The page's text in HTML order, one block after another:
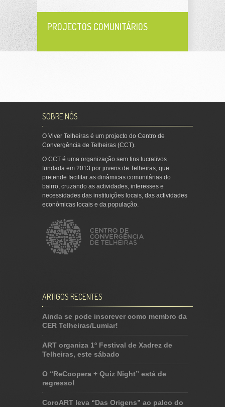
PROJECTOS COMUNITÁRIOS
SOBRE NÓS
O Viver Telheiras é um projecto do Centro de
Convergência de Telheiras (CCT).
O CCT é uma organização sem fins lucrativos
fundada em 2013 por jovens de Telheiras, que
pretende facilitar as dinâmicas comunitárias do
bairro, cruzando as actividades, interesses e
necessidades das instituições locais, das actividades
económicas locais e da população.
ARTIGOS RECENTES
Ainda se pode inscrever como membro da
CER Telheiras/Lumiar!
ART organiza 1º Festival de Xadrez de
Telheiras, este sábado
O “ReCoopera + Quiz Night” está de
regresso!
CoroART leva “Das Origens” ao palco do